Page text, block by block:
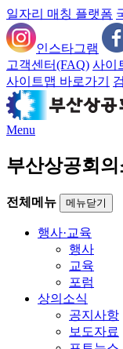
일자리 매칭 플랫폼
인스타그램
고객센터(FAQ) 사이
사이트맵 바로가기
Menu
부산상공회
전체메뉴 메뉴닫기
행사·교육
행사
교육
포럼
상의소식
공지사항
보도자료